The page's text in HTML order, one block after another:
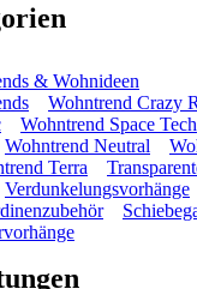
& Wohnideen
Wohntrend Crazy
Wohntrend Space Tech
Wohntrend Neutral
Terra
Verdunkelungsvorhänge